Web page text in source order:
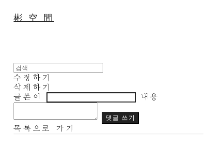
彬 空 間
수정하기
삭제하기
글쓴이
내용
댓글 쓰기
목록으로 가기